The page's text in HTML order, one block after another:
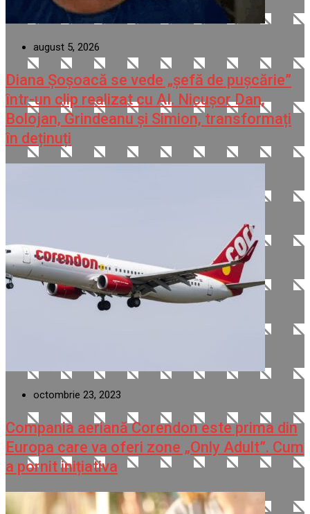
august 5, 2026
Diana Șoșoacă se vede „șefă de pușcărie”
într-un clip realizat cu AI. Nicușor Dan,
Bolojan, Grindeanu și Simion, transformați
în deținuți
octombrie 23, 2023
Compania aeriană Corendon este prima din
Europa care va oferi zone „Only Adult”. Cum
a pornit inițiativa